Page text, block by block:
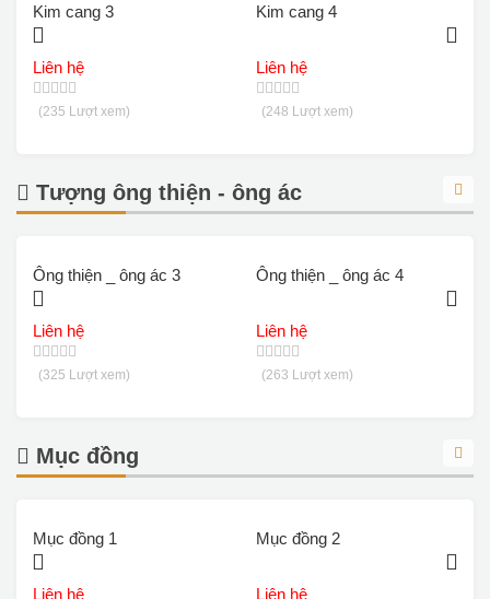
Kim cang 3
Liên hệ
(235 Lượt xem)
Kim cang 4
Liên hệ
(248 Lượt xem)
Tượng ông thiện - ông ác
Ông thiện _ ông ác 3
Liên hệ
(325 Lượt xem)
Ông thiện _ ông ác 4
Liên hệ
(263 Lượt xem)
Mục đồng
Mục đồng 1
Liên hệ
Mục đồng 2
Liên hệ